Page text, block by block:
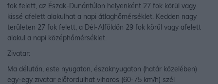
fok felett, az Észak-Dunántúlon helyenként 27 fok körül vagy
kissé afelett alakulhat a napi átlaghőmérséklet. Kedden nagy
területen 27 fok felett, a Dél-Alföldön 29 fok körül vagy afelett
alakul a napi középhőmérséklet.
Zivatar:
Ma délután, este nyugaton, északnyugaton (határ közelében)
egy-egy zivatar előfordulhat viharos (60-75 km/h) szél